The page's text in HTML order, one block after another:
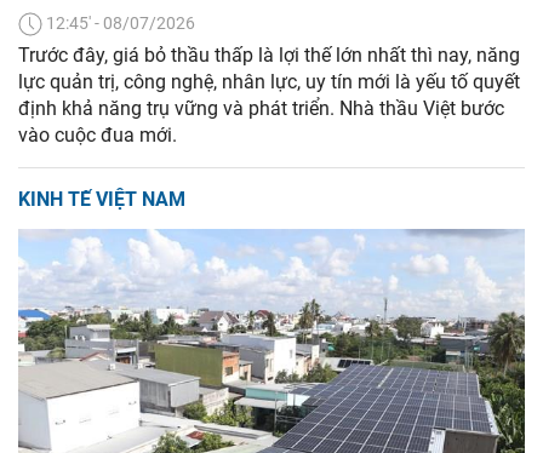
12:45' - 08/07/2026
Trước đây, giá bỏ thầu thấp là lợi thế lớn nhất thì nay, năng
lực quản trị, công nghệ, nhân lực, uy tín mới là yếu tố quyết
định khả năng trụ vững và phát triển. Nhà thầu Việt bước
vào cuộc đua mới.
KINH TẾ VIỆT NAM